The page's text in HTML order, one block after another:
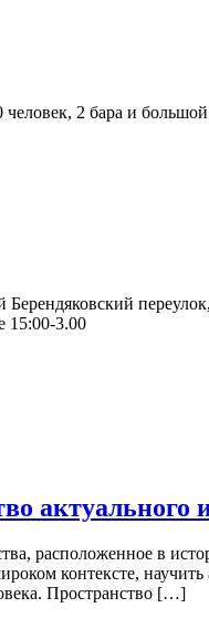
2 бара и
15:00-3.00
актуального
расположенное в
контексте,
Пространство […]